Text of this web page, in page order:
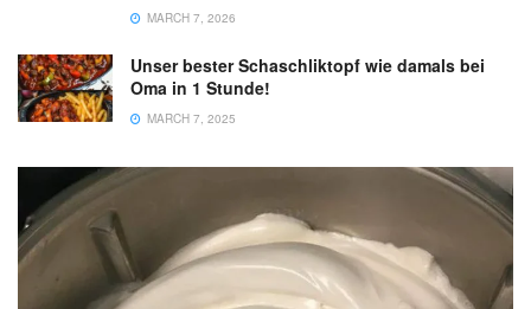
MARCH 7, 2026
Unser bester Schaschliktopf wie damals bei
Oma in 1 Stunde!
MARCH 7, 2025